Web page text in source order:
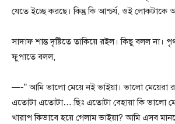
যেতে ইচ্ছে করছে। কিন্তু কি আশ্চর্য, ওই লোকটাকে
সাদাফ শান্ত দৃষ্টিতে তাকিয়ে রইল। কিছু বলল না।
ফুপাতে বলল,
—-” আমি ভালো মেয়ে নই ভাইয়া। ভালো মেয়েরা
এতোটা এতোটা….ছিঃ এতোটা বেহায়া কি ভালো
খারাপ কিভাবে হয়ে গেলাম ভাইয়া? আমি এসব